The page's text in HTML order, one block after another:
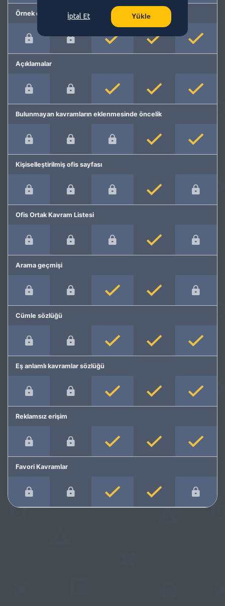
Örnek cümleler
Açıklamalar
Bulunmayan kavramların eklenmesinde öncelik
Kişiselleştirilmiş ofis sayfası
Ofis Ortak Kavram Listesi
Arama geçmişi
Cümle sözlüğü
Eş anlamlı kavramlar sözlüğü
Reklamsız erişim
Favori Kavramlar
İptal Et Yükle